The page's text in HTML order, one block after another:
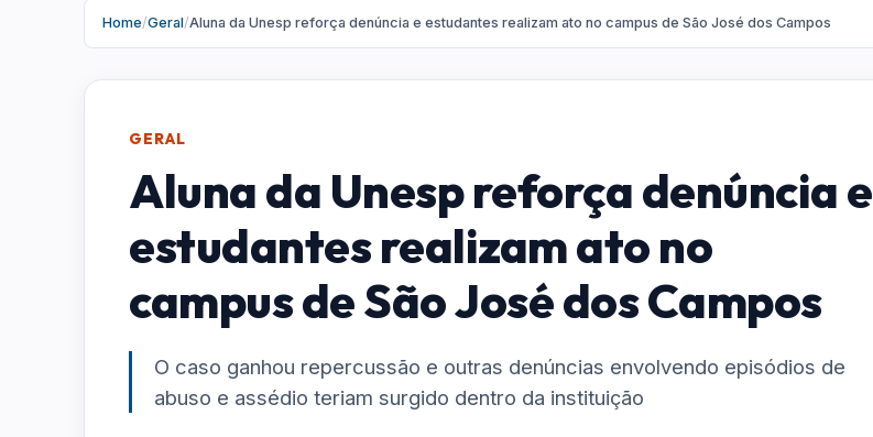
Home/Geral/Aluna da Unesp reforça denúncia e estudantes realizam ato no campus de São José dos Campos
GERAL
Aluna da Unesp reforça denúncia e
estudantes realizam ato no
campus de São José dos Campos
O caso ganhou repercussão e outras denúncias envolvendo episódios de
abuso e assédio teriam surgido dentro da instituição